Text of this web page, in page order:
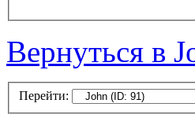
Вернуться в
Перейти: